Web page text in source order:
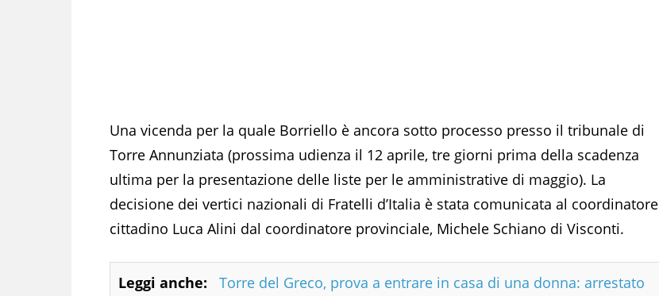
Una vicenda per la quale Borriello è ancora sotto processo presso il tribunale di
Torre Annunziata (prossima udienza il 12 aprile, tre giorni prima della scadenza
ultima per la presentazione delle liste per le amministrative di maggio). La
decisione dei vertici nazionali di Fratelli d’Italia è stata comunicata al coordinatore
cittadino Luca Alini dal coordinatore provinciale, Michele Schiano di Visconti.
Leggi anche:
Torre del Greco, prova a entrare in casa di una donna: arrestato